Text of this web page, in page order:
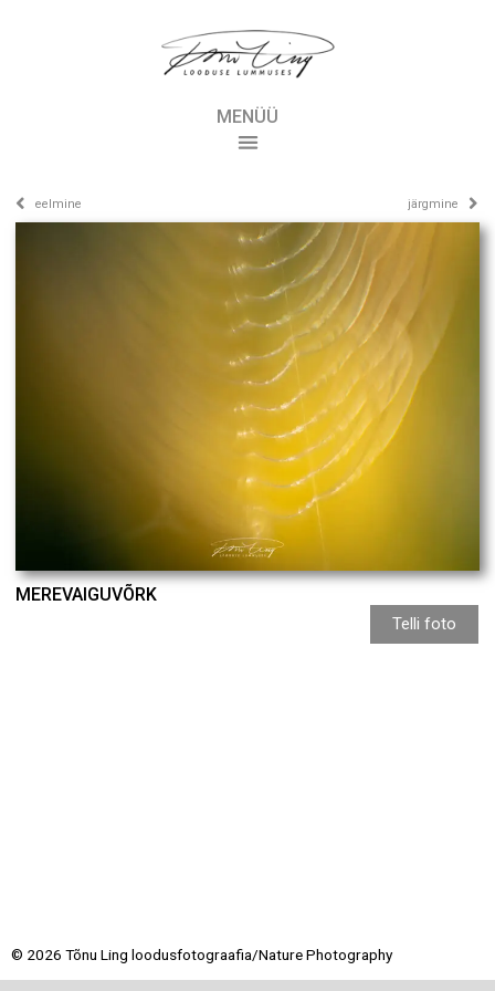
MENÜÜ
eelmine järgmine
MEREVAIGUVÕRK
Telli foto
© 2026 Tõnu Ling loodusfotograafia/Nature Photography